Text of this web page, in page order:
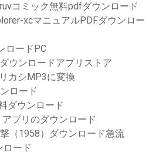
コミック無料pdfダウンロード
xcマニュアルPDFダウンロー
ロードPC
ウンロードアプリストア
カシMP3に変換
ロード
ダウンロード
プリのダウンロード
（1958）ダウンロード急流
ロード